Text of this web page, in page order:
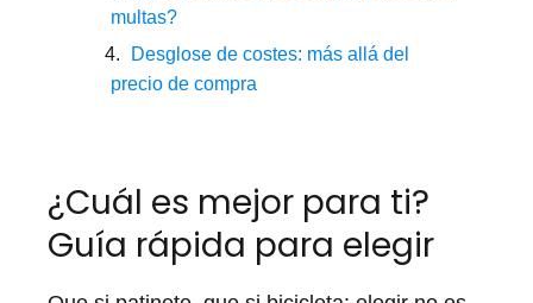
multas?
Desglose de costes: más allá del
precio de compra
¿Cuál es mejor para ti?
Guía rápida para elegir